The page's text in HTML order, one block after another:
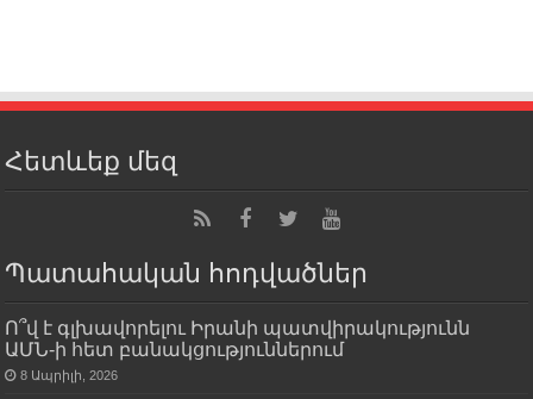
Հետևեք մեզ
Պատահական հոդվածներ
Ո՞վ է գլխավորելու Իրանի պատվիրակությունն
ԱՄՆ-ի հետ բանակցություններում
8 Ապրիլի, 2026